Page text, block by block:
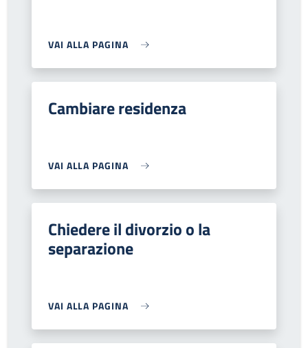
VAI ALLA PAGINA
Cambiare residenza
VAI ALLA PAGINA
Chiedere il divorzio o la
separazione
VAI ALLA PAGINA